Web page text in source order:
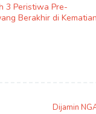
3 Peristiwa Pre-
Berakhir di Kematian
Dijamin